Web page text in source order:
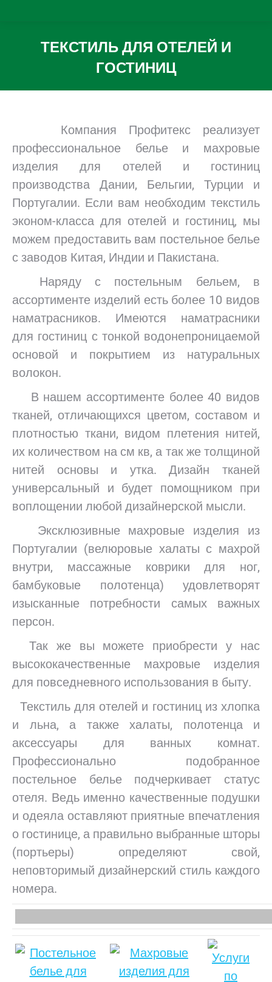
ТЕКСТИЛЬ ДЛЯ ОТЕЛЕЙ И
ГОСТИНИЦ
Вы здесь:
Компания Профитекс реализует
профессиональное белье и махровые
изделия для отелей и гостиниц
производства Дании, Бельгии, Турции и
Португалии. Если вам необходим текстиль
эконом-класса для отелей и гостиниц, мы
можем предоставить вам постельное белье
с заводов Китая, Индии и Пакистана.
Наряду с постельным бельем, в
ассортименте изделий есть более 10 видов
наматрасников. Имеются наматрасники
для гостиниц с тонкой водонепроницаемой
основой и покрытием из натуральных
волокон.
В нашем ассортименте более 40 видов
тканей, отличающихся цветом, составом и
плотностью ткани, видом плетения нитей,
их количеством на см кв, а так же толщиной
нитей основы и утка. Дизайн тканей
универсальный и будет помощником при
воплощении любой дизайнерской мысли.
Эксклюзивные махровые изделия из
Португалии (велюровые халаты с махрой
внутри, массажные коврики для ног,
бамбуковые полотенца) удовлетворят
изысканные потребности самых важных
персон.
Так же вы можете приобрести у нас
высококачественные махровые изделия
для повседневного использования в быту.
Текстиль для отелей и гостиниц из хлопка
и льна, а также халаты, полотенца и
аксессуары для ванных комнат.
Профессионально подобранное
постельное белье подчеркивает статус
отеля. Ведь именно качественные подушки
и одеяла оставляют приятные впечатления
о гостинице, а правильно выбранные шторы
(портьеры) определяют свой,
неповторимый дизайнерский стиль каждого
номера.